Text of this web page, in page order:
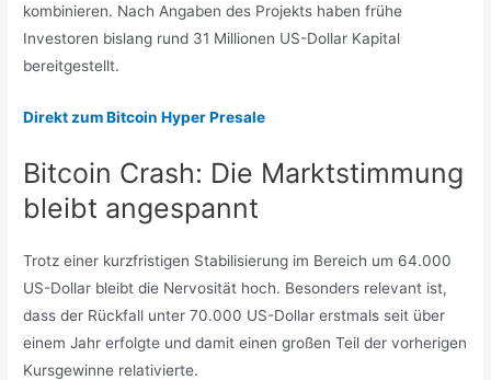
kombinieren. Nach Angaben des Projekts haben frühe
Investoren bislang rund 31 Millionen US-Dollar Kapital
bereitgestellt.
Direkt zum Bitcoin Hyper Presale
Bitcoin Crash: Die Marktstimmung
bleibt angespannt
Trotz einer kurzfristigen Stabilisierung im Bereich um 64.000
US-Dollar bleibt die Nervosität hoch. Besonders relevant ist,
dass der Rückfall unter 70.000 US-Dollar erstmals seit über
einem Jahr erfolgte und damit einen großen Teil der vorherigen
Kursgewinne relativierte.